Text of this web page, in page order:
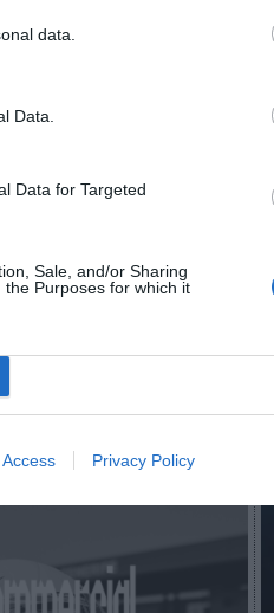
data.
Data.
Data for Targeted
Sale, and/or Sharing
Purposes for which it
Privacy Policy
2Playbook
contenido exclusivo!
Inicia sesión